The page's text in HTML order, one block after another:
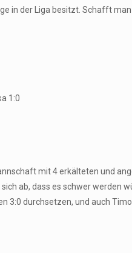
in der Liga besitzt. Schafft
1:0
mit 4 erkälteten und
ab, dass es schwer
3:0 durchsetzen, und auch